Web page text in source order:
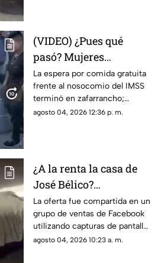
(VIDEO) ¿Pues qué
pasó? Mujeres
protagonizan peculiar
riña con jalones de
cabello en fila de
burritos y desatan
La espera por comida gratuita
frente al nosocomio del IMSS
terminó en zafarrancho;
testigos tuvieron que
agosto 04, 2026 12:36 p. m.
¿A la renta la casa de
José Bélico?
Publicación en redes
desata diversas
opiniones en Ciudad
Juárez
La oferta fue compartida en un
grupo de ventas de Facebook
utilizando capturas de pantalla
tomadas del canal Unique
agosto 04, 2026 10:23 a. m.